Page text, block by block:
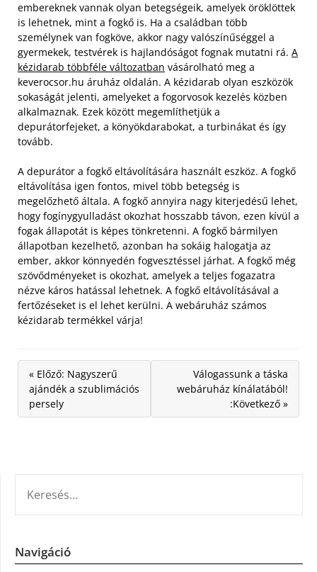
embereknek vannak olyan betegségeik, amelyek öröklöttek
is lehetnek, mint a fogkő is. Ha a családban több
személynek van fogköve, akkor nagy valószínűséggel a
gyermekek, testvérek is hajlandóságot fognak mutatni rá. A
kézidarab többféle változatban vásárolható meg a
keverocsor.hu áruház oldalán. A kézidarab olyan eszközök
sokaságát jelenti, amelyeket a fogorvosok kezelés közben
alkalmaznak. Ezek között megemlíthetjük a
depurátorfejeket, a könyökdarabokat, a turbinákat és így
tovább.
A depurátor a fogkő eltávolítására használt eszköz. A fogkő
eltávolítása igen fontos, mivel több betegség is
megelőzhető általa. A fogkő annyira nagy kiterjedésű lehet,
hogy fogínygyulladást okozhat hosszabb távon, ezen kívül a
fogak állapotát is képes tönkretenni. A fogkő bármilyen
állapotban kezelhető, azonban ha sokáig halogatja az
ember, akkor könnyedén fogvesztéssel járhat. A fogkő még
szövődményeket is okozhat, amelyek a teljes fogazatra
nézve káros hatással lehetnek. A fogkő eltávolításával a
fertőzéseket is el lehet kerülni. A webáruház számos
kézidarab termékkel várja!
« Előző: Nagyszerű
ajándék a szublimációs
persely
Válogassunk a táska
webáruház kínálatából!
:Következő »
Navigáció